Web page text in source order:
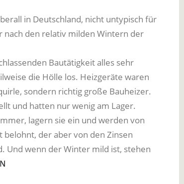
in Deutschland, nicht untypisch für
nach den relativ milden Wintern der
Bautätigkeit alles sehr
die Hölle los. Heizgeräte waren
sondern richtig große Bauheizer.
und hatten nur wenig am Lager.
lagern sie ein und werden von
der aber von den Zinsen
Und wenn der Winter mild ist, stehen